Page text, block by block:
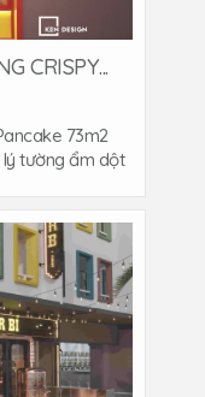
CRISPY...
73m2
lý tường ẩm dột